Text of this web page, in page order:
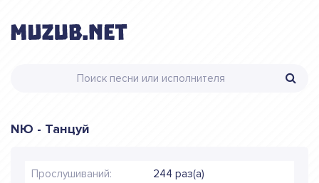
NЮ - Танцуй
Прослушиваний: 244 раз(а)